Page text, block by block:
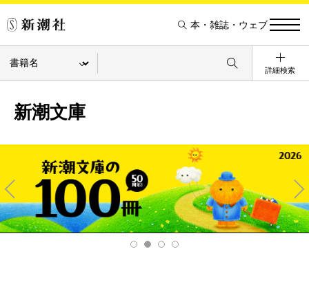
本・雑誌・ウェブ
詳細検索
新潮文庫
Pre
v
Ne
xt